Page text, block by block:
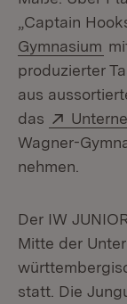
„Captain
Gymnasium
produzierter
aus
das
Extern:
Wagner-
nehmen.
Der IW
Mitte der
statt. Die